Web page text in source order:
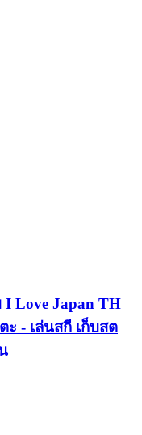
Love Japan TH
- เล่นสกี เก็บสต